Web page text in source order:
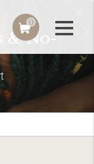
0
& No-